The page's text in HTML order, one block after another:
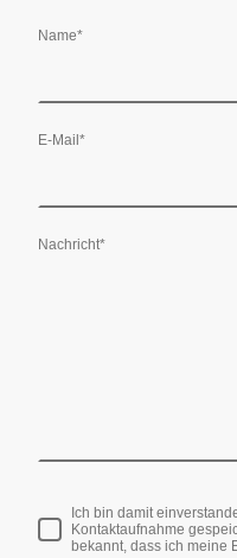
Name*
E-Mail*
Nachricht*
Ich bin damit
Kontaktaufnahme
bekannt, dass ich meine